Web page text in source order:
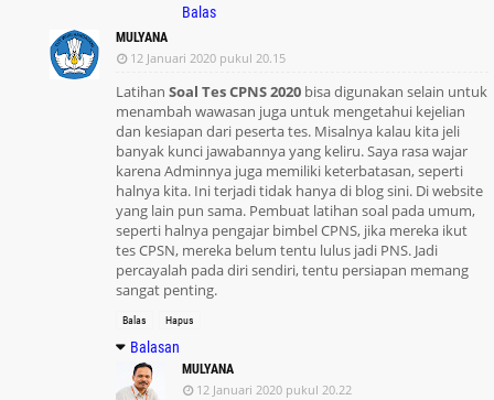
Balas
MULYANA
12 Januari 2020 pukul 20.15
Latihan Soal Tes CPNS 2020 bisa digunakan selain untuk
menambah wawasan juga untuk mengetahui kejelian
dan kesiapan dari peserta tes. Misalnya kalau kita jeli
banyak kunci jawabannya yang keliru. Saya rasa wajar
karena Adminnya juga memiliki keterbatasan, seperti
halnya kita. Ini terjadi tidak hanya di blog sini. Di website
yang lain pun sama. Pembuat latihan soal pada umum,
seperti halnya pengajar bimbel CPNS, jika mereka ikut
tes CPSN, mereka belum tentu lulus jadi PNS. Jadi
percayalah pada diri sendiri, tentu persiapan memang
sangat penting.
Balas Hapus
Balasan
MULYANA
12 Januari 2020 pukul 20.22